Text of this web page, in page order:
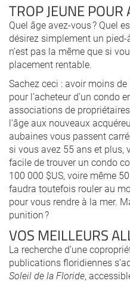
TROP JEUNE POUR
Quel âge avez-vous ? Quel
désirez simplement un
n’est pas la même que si
placement rentable.
Sachez ceci : avoir moins
pour l’acheteur d’un condo
associations de
l’âge aux nouveaux
aubaines vous passent
si vous avez 55 ans et plus,
facile de trouver un condo
100 000 $US, voire même
faudra toutefois rouler au
pour vous rendre à la mer.
punition ?
VOS MEILLEURS
La recherche d’une
publications floridiennes
Soleil de la Floride,